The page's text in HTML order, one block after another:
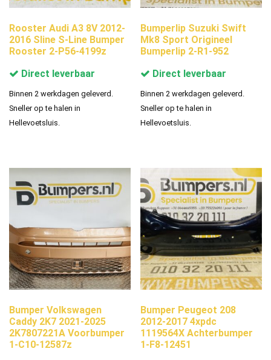
Rooster Audi A3 8V 2012-
2016 Sline S-Line Bumper
Rooster 2-P56-4199z
Direct leverbaar
Binnen 2 werkdagen geleverd.
Sneller op te halen in
Hellevoetsluis.
Bumperlip Suzuki Swift
Mk8 Sport Origineel
Bumperlip 2-R1-952
Direct leverbaar
Binnen 2 werkdagen geleverd.
Sneller op te halen in
Hellevoetsluis.
Bumper Volkswagen
Caddy 2K7 2021-2025
2K7807221A Voorbumper
1-C10-12587z
Bumper Peugeot 208
2012-2017 4xpdc
1119564X Achterbumper
1-F8-12451